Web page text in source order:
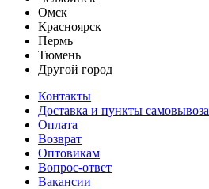
Омск
Красноярск
Пермь
Тюмень
Другой город
Контакты
Доставка и пункты самовывоза
Оплата
Возврат
Оптовикам
Вопрос-ответ
Вакансии